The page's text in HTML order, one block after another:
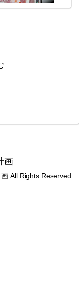
画
All Rights Reserved.